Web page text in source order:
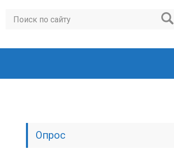
Опрос